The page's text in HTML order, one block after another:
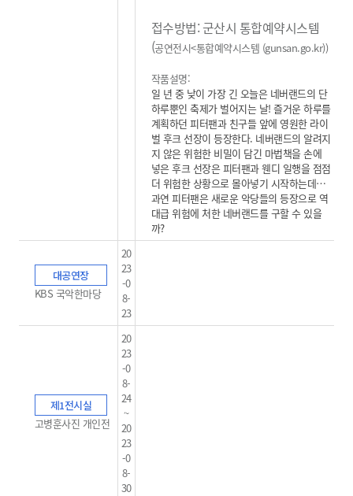
접수방법: 군산시 통합예약시스템
(공연전시<통합예약시스템 (gunsan.go.kr))
작품설명:
일 년 중 낮이 가장 긴 오늘은 네버랜드의 단
하루뿐인 축제가 벌어지는 날! 즐거운 하루를
계획하던 피터팬과 친구들 앞에 영원한 라이
벌 후크 선장이 등장한다. 네버랜드의 알려지
지 않은 위험한 비밀이 담긴 마법책을 손에
넣은 후크 선장은 피터팬과 웬디 일행을 점점
더 위험한 상황으로 몰아넣기 시작하는데…
과연 피터팬은 새로운 악당들의 등장으로 역
대급 위험에 처한 네버랜드를 구할 수 있을
까?
대공연장
KBS 국악한마당
20
23
-0
8-
23
제1전시실
고병훈사진 개인전
20
23
-0
8-
24
~
20
23
-0
8-
30